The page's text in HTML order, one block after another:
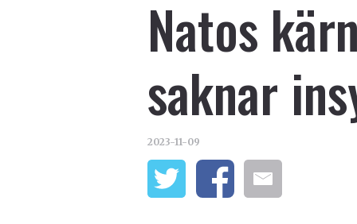
Natos
saknar
2023-11-09